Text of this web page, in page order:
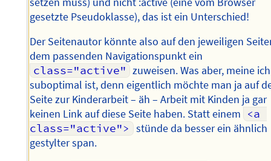
gesetzte Pseudoklasse), das ist ein Unterschied!
Der Seitenautor könnte also auf den jeweiligen
dem passenden Navigationspunkt ein
class="active" zuweisen. Was aber, meine
suboptimal ist, denn eigentlich möchte man ja auf
Seite zur Kinderarbeit – äh – Arbeit mit Kinden ja gar
keinen Link auf diese Seite haben. Statt einem <a
class="active"> stünde da besser ein ähnlich
gestylter span.